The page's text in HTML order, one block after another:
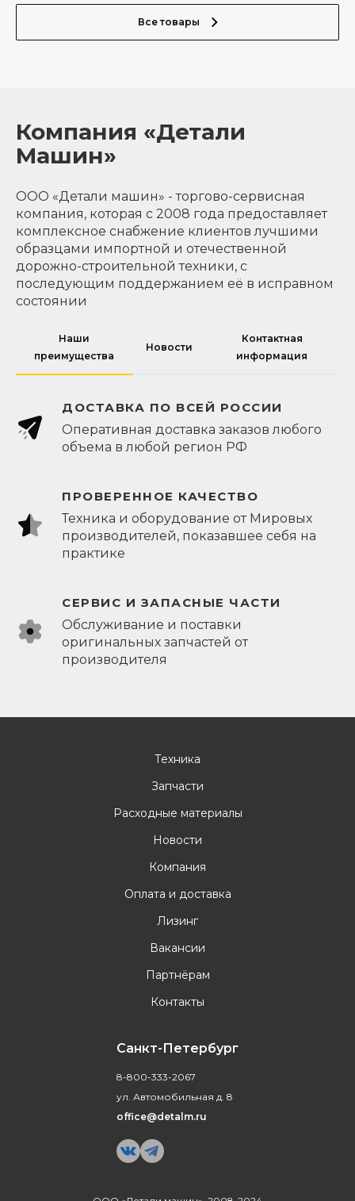
Все товары
Компания «Детали
Машин»
ООО «Детали машин» - торгово-сервисная
компания, которая с 2008 года предоставляет
комплексное снабжение клиентов лучшими
образцами импортной и отечественной
дорожно-строительной техники, с
последующим поддержанием её в исправном
состоянии
Наши
преимущества
Новости
Контактная
информация
ДОСТАВКА ПО ВСЕЙ РОССИИ
Оперативная доставка заказов любого
объема в любой регион РФ
ПРОВЕРЕННОЕ КАЧЕСТВО
Техника и оборудование от Мировых
производителей, показавшее себя на
практике
СЕРВИС И ЗАПАСНЫЕ ЧАСТИ
Обслуживание и поставки
оригинальных запчастей от
производителя
Техника
Запчасти
Расходные материалы
Новости
Компания
Оплата и доставка
Лизинг
Вакансии
Партнёрам
Контакты
Санкт-Петербург
8-800-333-2067
ул. Автомобильная д. 8
office@detalm.ru